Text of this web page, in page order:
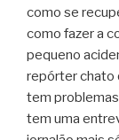
como se
como fazer a
pequeno
repórter chato
tem problemas
tem uma